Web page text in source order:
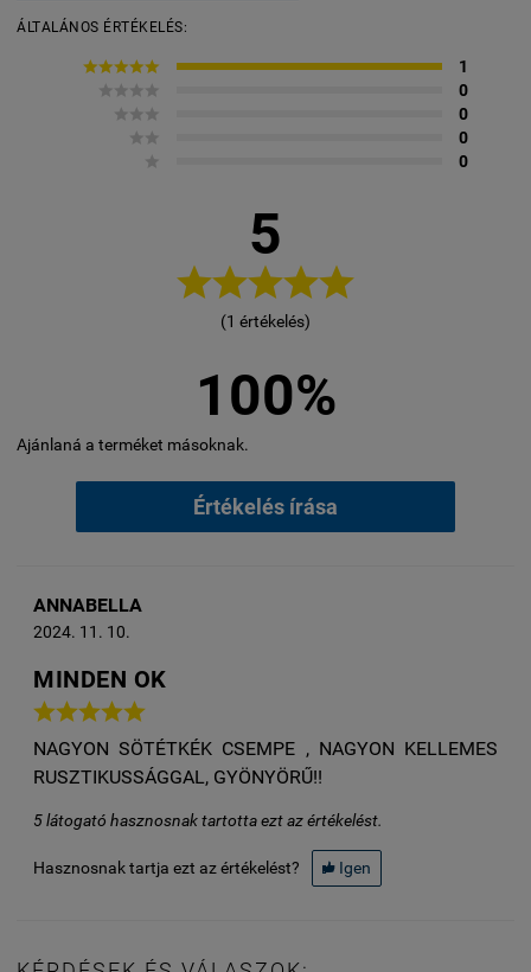
ÁLTALÁNOS ÉRTÉKELÉS:

1
   
0
  
0
 
0

0
5

(1 értékelés)
100%
Ajánlaná a terméket másoknak.
Értékelés írása
ANNABELLA
2024. 11. 10.
MINDEN OK

NAGYON SÖTÉTKÉK CSEMPE , NAGYON KELLEMES
RUSZTIKUSSÁGGAL, GYÖNYÖRŰ!!
5látogató hasznosnak tartotta ezt az értékelést.
Hasznosnak tartja ezt az értékelést?  Igen